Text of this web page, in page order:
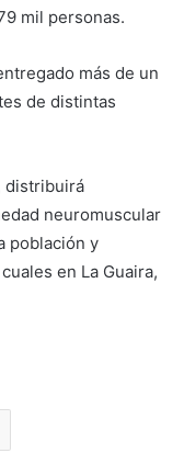
mil personas.
más de un
de distintas
distribuirá
neuromuscular
población y
en La Guaira,